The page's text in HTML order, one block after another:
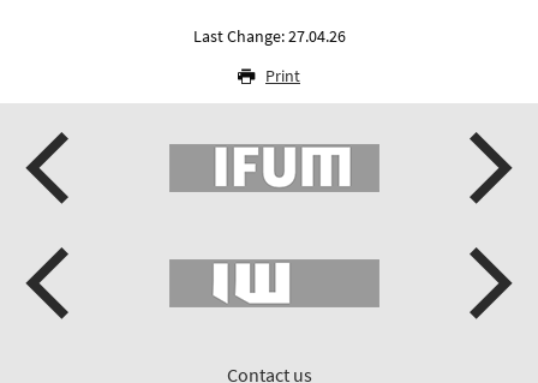
Last Change: 27.04.26
Print
Contact us